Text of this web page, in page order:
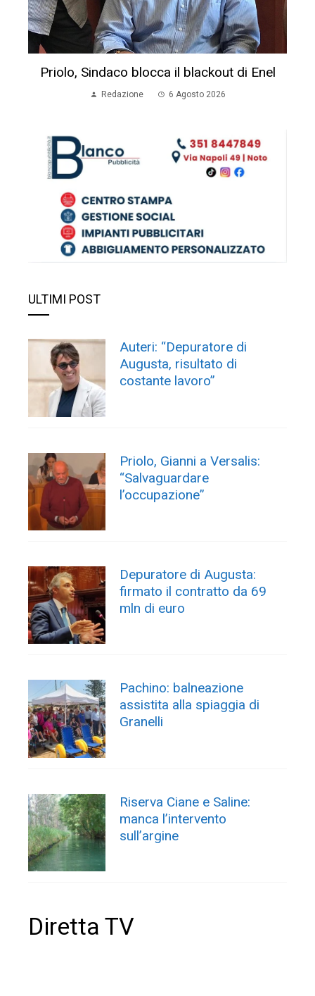
Priolo, Sindaco blocca il blackout di Enel
Redazione 6 Agosto 2026
ULTIMI POST
Auteri: “Depuratore di
Augusta, risultato di
costante lavoro”
Priolo, Gianni a Versalis:
“Salvaguardare
l’occupazione”
Depuratore di Augusta:
firmato il contratto da 69
mln di euro
Pachino: balneazione
assistita alla spiaggia di
Granelli
Riserva Ciane e Saline:
manca l’intervento
sull’argine
Diretta TV